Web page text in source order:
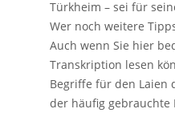
Türkheim – sei für
Wer noch weitere
Auch wenn Sie hier
Transkription lesen
Begriffe für den Laien
der häufig gebrauchte